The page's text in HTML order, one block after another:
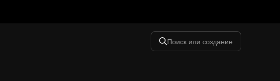
Поиск или создание